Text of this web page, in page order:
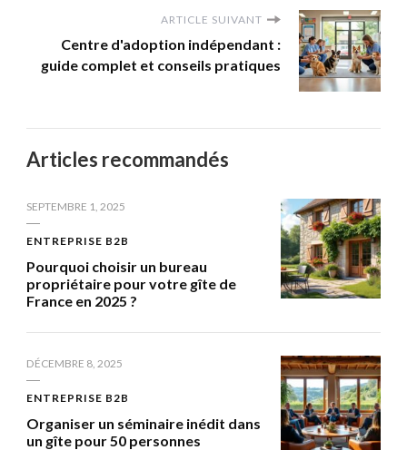
ARTICLE SUIVANT
Centre d'adoption indépendant :
guide complet et conseils pratiques
Articles recommandés
SEPTEMBRE 1, 2025
ENTREPRISE B2B
Pourquoi choisir un bureau
propriétaire pour votre gîte de
France en 2025 ?
DÉCEMBRE 8, 2025
ENTREPRISE B2B
Organiser un séminaire inédit dans
un gîte pour 50 personnes